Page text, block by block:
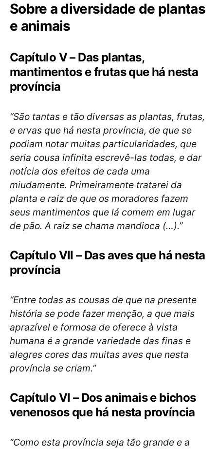
Sobre a diversidade de plantas
e animais
Capítulo V – Das plantas,
mantimentos e frutas que há nesta
província
“São tantas e tão diversas as plantas, frutas,
e ervas que há nesta província, de que se
podiam notar muitas particularidades, que
seria cousa infinita escrevê-las todas, e dar
notícia dos efeitos de cada uma
miudamente. Primeiramente tratarei da
planta e raiz de que os moradores fazem
seus mantimentos que lá comem em lugar
de pão. A raiz se chama mandioca (…).”
Capítulo VII – Das aves que há nesta
província
“Entre todas as cousas de que na presente
história se pode fazer menção, a que mais
aprazível e formosa de oferece à vista
humana é a grande variedade das finas e
alegres cores das muitas aves que nesta
província se criam.”
Capítulo VI – Dos animais e bichos
venenosos que há nesta província
“Como esta província seja tão grande e a